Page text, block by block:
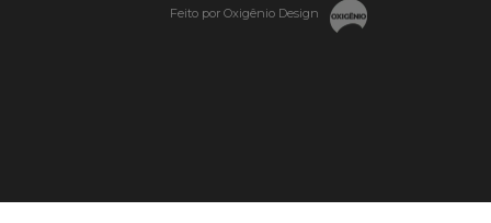
Feito por Oxigênio Design